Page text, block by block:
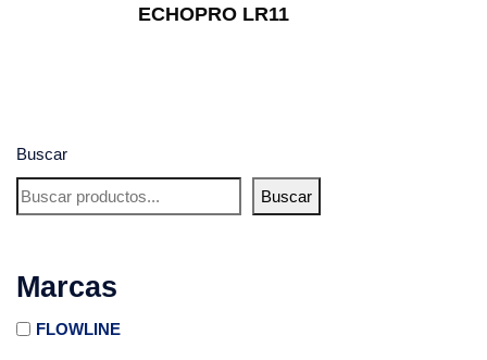
Buscar
Buscar
Marcas
FLOWLINE
ECHOPRO LR11